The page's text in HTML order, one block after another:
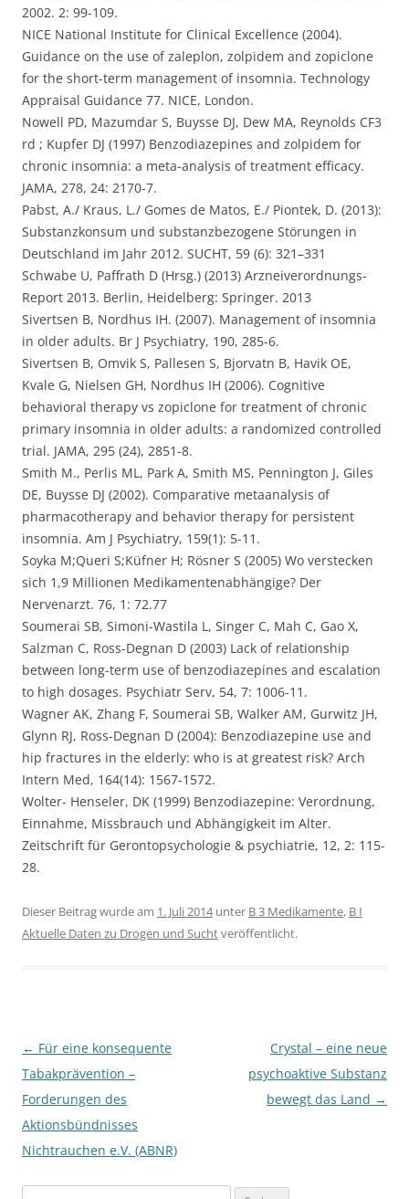
2002. 2: 99-109.
NICE National Institute for Clinical Excellence (2004).
Guidance on the use of zaleplon, zolpidem and zopiclone
for the short-term management of insomnia. Technology
Appraisal Guidance 77. NICE, London.
Nowell PD, Mazumdar S, Buysse DJ, Dew MA, Reynolds CF3
rd ; Kupfer DJ (1997) Benzodiazepines and zolpidem for
chronic insomnia: a meta-analysis of treatment efficacy.
JAMA, 278, 24: 2170-7.
Pabst, A./ Kraus, L./ Gomes de Matos, E./ Piontek, D. (2013):
Substanzkonsum und substanzbezogene Störungen in
Deutschland im Jahr 2012. SUCHT, 59 (6): 321–331
Schwabe U, Paffrath D (Hrsg.) (2013) Arzneiverordnungs-
Report 2013. Berlin, Heidelberg: Springer. 2013
Sivertsen B, Nordhus IH. (2007). Management of insomnia
in older adults. Br J Psychiatry, 190, 285-6.
Sivertsen B, Omvik S, Pallesen S, Bjorvatn B, Havik OE,
Kvale G, Nielsen GH, Nordhus IH (2006). Cognitive
behavioral therapy vs zopiclone for treatment of chronic
primary insomnia in older adults: a randomized controlled
trial. JAMA, 295 (24), 2851-8.
Smith M., Perlis ML, Park A, Smith MS, Pennington J, Giles
DE, Buysse DJ (2002). Comparative metaanalysis of
pharmacotherapy and behavior therapy for persistent
insomnia. Am J Psychiatry, 159(1): 5-11.
Soyka M;Queri S;Küfner H; Rösner S (2005) Wo verstecken
sich 1,9 Millionen Medikamentenabhängige? Der
Nervenarzt. 76, 1: 72.77
Soumerai SB, Simoni-Wastila L, Singer C, Mah C, Gao X,
Salzman C, Ross-Degnan D (2003) Lack of relationship
between long-term use of benzodiazepines and escalation
to high dosages. Psychiatr Serv, 54, 7: 1006-11.
Wagner AK, Zhang F, Soumerai SB, Walker AM, Gurwitz JH,
Glynn RJ, Ross-Degnan D (2004): Benzodiazepine use and
hip fractures in the elderly: who is at greatest risk? Arch
Intern Med, 164(14): 1567-1572.
Wolter- Henseler, DK (1999) Benzodiazepine: Verordnung,
Einnahme, Missbrauch und Abhängigkeit im Alter.
Zeitschrift für Gerontopsychologie & psychiatrie, 12, 2: 115-
28.
Dieser Beitrag wurde am 1. Juli 2014unter B 3 Medikamente, B I
Aktuelle Daten zu Drogen und Suchtveröffentlicht.
Beitragsnavigation
← Für eine konsequente
Tabakprävention –
Forderungen des
Aktionsbündnisses
Nichtrauchen e.V. (ABNR)
Crystal – eine neue
psychoaktive Substanz
bewegt das Land →